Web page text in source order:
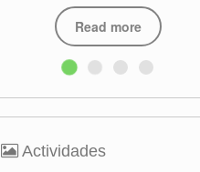
Miguel Navarro